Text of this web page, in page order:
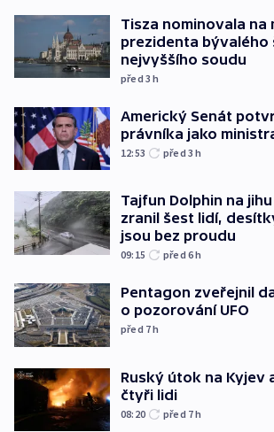
Tisza nominovala na
prezidenta bývalého
nejvyššího soudu
před 3h
Americký Senát
právníka jako
12:53 před 3h
Tajfun Dolphin na
zranil šest lidí,
jsou bez proudu
09:15 před 6h
Pentagon zveřejnil
o pozorování UFO
před 7h
Ruský útok na Kyjev
čtyři lidi
08:20 před 7h